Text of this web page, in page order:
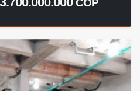
COP